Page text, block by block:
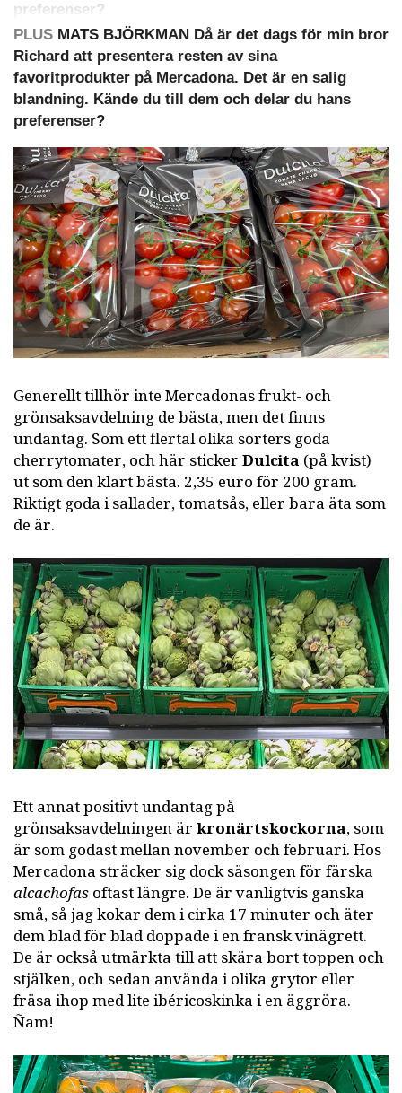
preferenser?
PLUS MATS BJÖRKMAN Då är det dags för min bror
Richard att presentera resten av sina
favoritprodukter på Mercadona. Det är en salig
blandning. Kände du till dem och delar du hans
preferenser?
Generellt tillhör inte Mercadonas frukt- och
grönsaksavdelning de bästa, men det finns
undantag. Som ett flertal olika sorters goda
cherrytomater, och här sticker Dulcita (på kvist)
ut som den klart bästa. 2,35 euro för 200 gram.
Riktigt goda i sallader, tomatsås, eller bara äta som
de är.
Ett annat positivt undantag på
grönsaksavdelningen är kronärtskockorna, som
är som godast mellan november och februari. Hos
Mercadona sträcker sig dock säsongen för färska
alcachofas oftast längre. De är vanligtvis ganska
små, så jag kokar dem i cirka 17 minuter och äter
dem blad för blad doppade i en fransk vinägrett.
De är också utmärkta till att skära bort toppen och
stjälken, och sedan använda i olika grytor eller
fräsa ihop med lite ibéricoskinka i en äggröra.
Ñam!